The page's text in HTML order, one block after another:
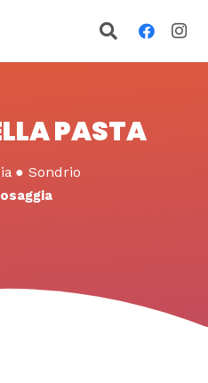
PASTA
● Sondrio